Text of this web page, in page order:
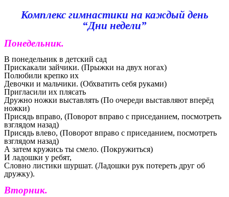
Комплекс гимнастики на каждый день
“Дни недели”
Понедельник.
В понедельник в детский сад
Прискакали зайчики. (Прыжки на двух ногах)
Полюбили крепко их
Девочки и мальчики. (Обхватить себя руками)
Пригласили их плясать
Дружно ножки выставлять (По очереди выставляют вперёд
ножки)
Присядь вправо, (Поворот вправо с приседанием, посмотреть
взглядом назад)
Присядь влево, (Поворот вправо с приседанием, посмотреть
взглядом назад)
А затем кружись ты смело. (Покружиться)
И ладошки у ребят,
Словно листики шуршат. (Ладошки рук потереть друг об
дружку).
Вторник.